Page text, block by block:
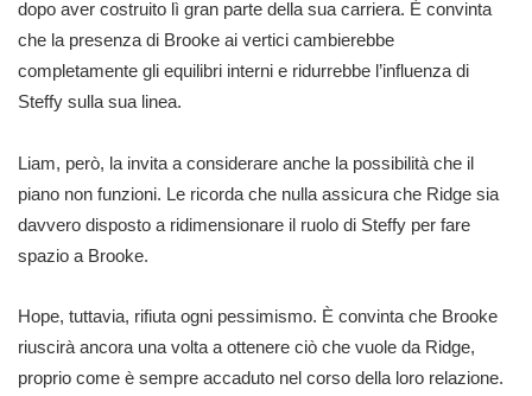
dopo aver costruito lì gran parte della sua carriera. È convinta
che la presenza di Brooke ai vertici cambierebbe
completamente gli equilibri interni e ridurrebbe l’influenza di
Steffy sulla sua linea.
Liam, però, la invita a considerare anche la possibilità che il
piano non funzioni. Le ricorda che nulla assicura che Ridge sia
davvero disposto a ridimensionare il ruolo di Steffy per fare
spazio a Brooke.
Hope, tuttavia, rifiuta ogni pessimismo. È convinta che Brooke
riuscirà ancora una volta a ottenere ciò che vuole da Ridge,
proprio come è sempre accaduto nel corso della loro relazione.